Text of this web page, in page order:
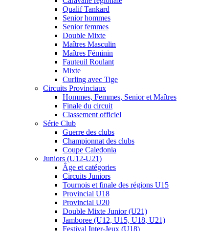
Qualif Tankard
Senior hommes
Senior femmes
Double Mixte
Maîtres Masculin
Maîtres Féminin
Fauteuil Roulant
Mixte
Curling avec Tige
Circuits Provinciaux
Hommes, Femmes, Senior et Maîtres
Finale du circuit
Classement officiel
Série Club
Guerre des clubs
Championnat des clubs
Coupe Caledonia
Juniors (U12-U21)
Âge et catégories
Circuits Juniors
Tournois et finale des régions U15
Provincial U18
Provincial U20
Double Mixte Junior (U21)
Jamboree (U12, U15, U18, U21)
Festival Inter-Jeux (U18)